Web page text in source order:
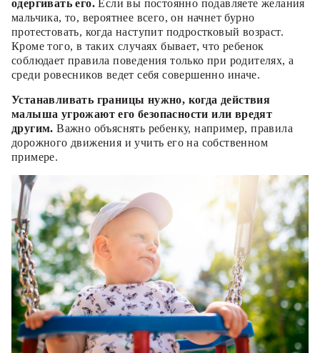
одергивать его. Если вы постоянно подавляете желания
мальчика, то, вероятнее всего, он начнет бурно
протестовать, когда наступит подростковый возраст.
Кроме того, в таких случаях бывает, что ребенок
соблюдает правила поведения только при родителях, а
среди ровесников ведет себя совершенно иначе.
Устанавливать границы нужно, когда действия
малыша угрожают его безопасности или вредят
другим. Важно объяснять ребенку, например, правила
дорожного движения и учить его на собственном
примере.